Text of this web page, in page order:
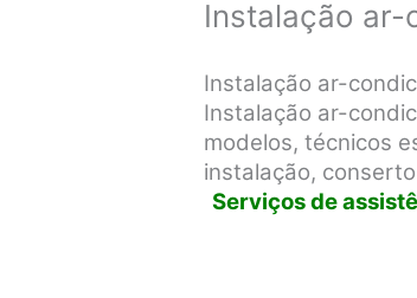
Instalação ar-
Instalação ar-
Instalação ar-
modelos, técnicos
instalação,
Serviços de